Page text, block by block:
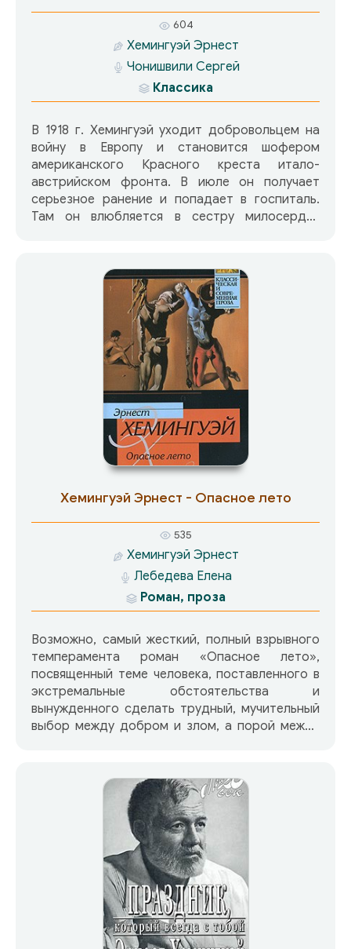
604
Хемингуэй Эрнест
Чонишвили Сергей
Классика
В 1918 г. Хемингуэй уходит добровольцем на
войну в Европу и становится шофером
американского Красного креста итало-
австрийском фронта. В июле он получает
серьезное ранение и попадает в госпиталь.
Там он влюбляется в сестру милосердия
романа «Прощай, оружие», в котором пойдет
речь о трагической любви английской
медсестры и американского офицера. у этой
любви с первого взгляда не было будущего…
Это произведение не может оставить
равнодушными никого…
Хемингуэй Эрнест - Опасное лето
535
Хемингуэй Эрнест
Лебедева Елена
Роман, проза
Возможно, самый жесткий, полный взрывного
темперамента роман «Опасное лето»,
посвященный теме человека, поставленного в
экстремальные обстоятельства и
вынужденного сделать трудный, мучительный
выбор между добром и злом, а порой между